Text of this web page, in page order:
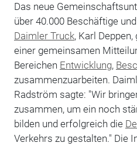
Das neue
über 40.000 Beschäftige
Daimler Truck, Karl
einer gemeinsamen
Bereichen Entwicklung,
zusammenzuarbeiten.
Radström sagte: "Wir
zusammen, um ein noch
bilden und erfolgreich die
Verkehrs zu gestalten." Die